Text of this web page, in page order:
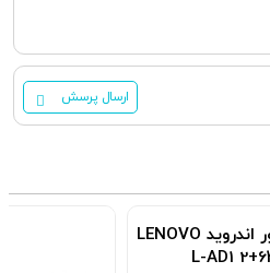
ارسال پرسش
مانیتور اندروید LENOVO